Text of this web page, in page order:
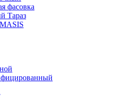
фасовка
Тараз